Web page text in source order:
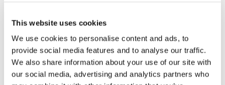
This website uses cookies
We use cookies to personalise content and ads, to
provide social media features and to analyse our traffic.
We also share information about your use of our site with
our social media, advertising and analytics partners who
Relaterade produkter